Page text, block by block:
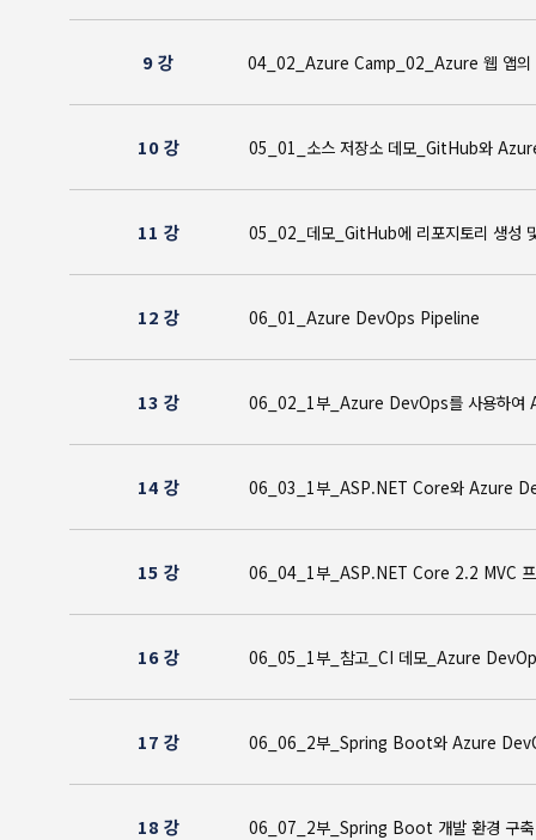
9 강 04_02_Azure Camp_02_Azure 웹 앱
10 강 05_01_소스 저장소 데모_GitHub와
11 강 05_02_데모_GitHub에 리포지토리
12 강 06_01_Azure DevOps Pipeline
13 강 06_02_1부_Azure DevOps를 사용하
14 강 06_03_1부_ASP.NET Core와 Azure
15 강 06_04_1부_ASP.NET Core 2.2
16 강 06_05_1부_참고_CI 데모_Azure
17 강 06_06_2부_Spring Boot와 Azure
18 강 06_07_2부_Spring Boot 개발 환